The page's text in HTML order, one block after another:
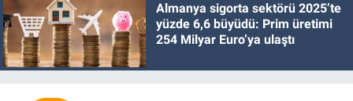
Almanya sigorta sektörü 2025’te
yüzde 6,6 büyüdü: Prim üretimi
254 Milyar Euro’ya ulaştı